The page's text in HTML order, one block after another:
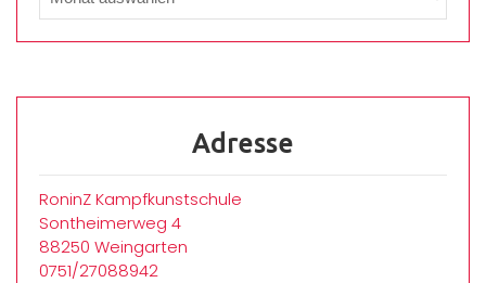
Adresse
RoninZ Kampfkunstschule
Sontheimerweg 4
88250 Weingarten
0751/27088942